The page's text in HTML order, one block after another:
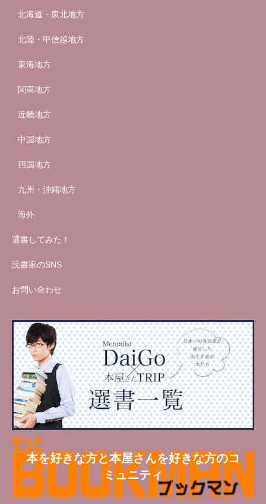
北海道・東北地方
北陸・甲信越地方
東海地方
関東地方
近畿地方
中国地方
四国地方
九州・沖縄地方
海外
選書してみた！
読書家のSNS
お問い合わせ
本を好きな方と本屋さんを好きな方のコ
ミュニティ